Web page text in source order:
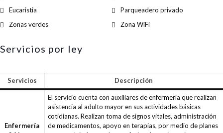
Eucaristia
Parqueadero privado
Zonas verdes
Zona WiFi
Servicios por ley
Servicios Descripción
Enfermería
El servicio cuenta con auxiliares de enfermería que realizan
asistencia al adulto mayor en sus actividades básicas
cotidianas. Realizan toma de signos vitales, administración
de medicamentos, apoyo en terapias, por medio de planes